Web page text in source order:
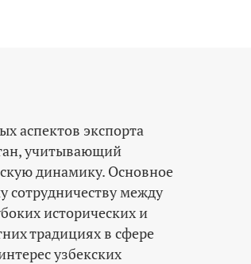
аспектов экспорта
учитывающий
динамику. Основное
сотрудничеству между
исторических и
традициях в сфере
узбекских